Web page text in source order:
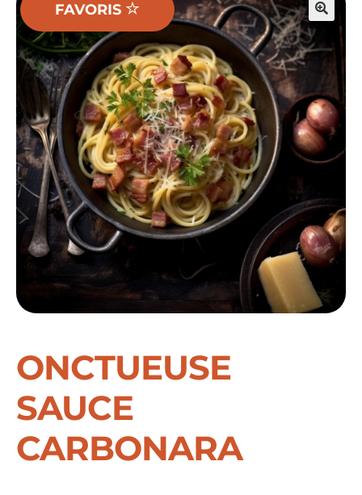
FAVORIS
ONCTUEUSE
SAUCE
CARBONARA